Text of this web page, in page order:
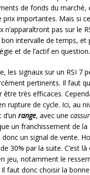
de fonds du marché,
prix importantes. Mais si
n’apparaîtront pas sur le
intervalle de temps, et
et de l’actif en question.
les signaux sur un RSI 7
pertinents. Il faut
très efficaces.
rupture de cycle. Ici, au
range, avec une
un franchissement de la
un signal de vente.
30% par la suite. C’est
jeu, notamment le
Il faut donc choisir la